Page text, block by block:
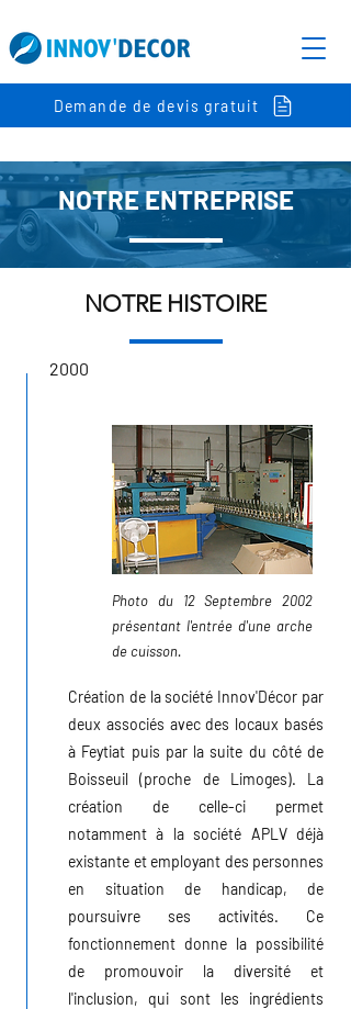
Demande de devis gratuit
NOTRE ENTREPRISE
NOTRE HISTOIRE
2000
Photo du 12 Septembre 2002
présentant l'entrée d'une arche
de cuisson.
Création de la société Innov'Décor par
deux associés avec des locaux basés
à Feytiat puis par la suite du côté de
Boisseuil (proche de Limoges). La
création de celle-ci permet
notamment à la société APLV déjà
existante et employant des personnes
en situation de handicap, de
poursuivre ses activités. Ce
fonctionnement donne la possibilité
de promouvoir la diversité et
l'inclusion, qui sont les ingrédients